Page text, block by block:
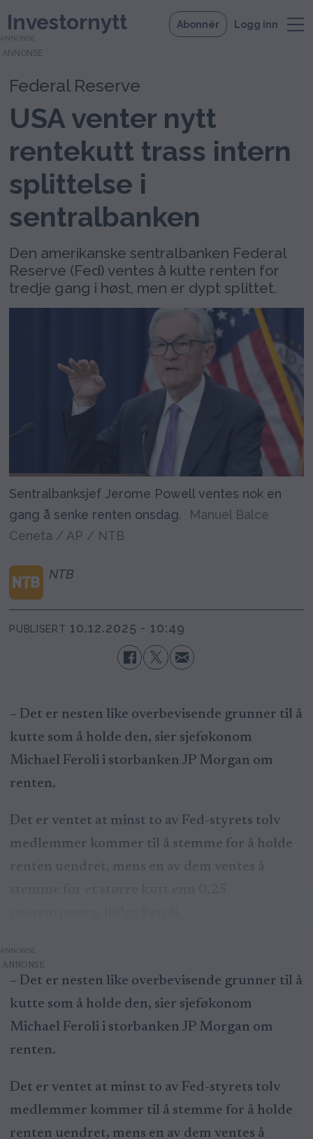
Investornytt Abonnér Logg inn
ANNONSE
Federal Reserve
USA venter nytt
rentekutt trass intern
splittelse i
sentralbanken
Den amerikanske sentralbanken Federal
Reserve (Fed) ventes å kutte renten for
tredje gang i høst, men er dypt splittet.
Sentralbanksjef Jerome Powell ventes nok en
gang å senke renten onsdag.
Manuel Balce
Ceneta / AP / NTB
NTB
PUBLISERT 10.12.2025 - 10:49
– Det er nesten like overbevisende grunner til å
kutte som å holde den, sier sjeføkonom
Michael Feroli i storbanken JP Morgan om
renten.
Det er ventet at minst to av Fed-styrets tolv
medlemmer kommer til å stemme for å holde
renten uendret, mens en av dem ventes å
ANNONSE
– Det er nesten like overbevisende grunner til å
kutte som å holde den, sier sjeføkonom
Michael Feroli i storbanken JP Morgan om
renten.
Det er ventet at minst to av Fed-styrets tolv
medlemmer kommer til å stemme for å holde
renten uendret, mens en av dem ventes å